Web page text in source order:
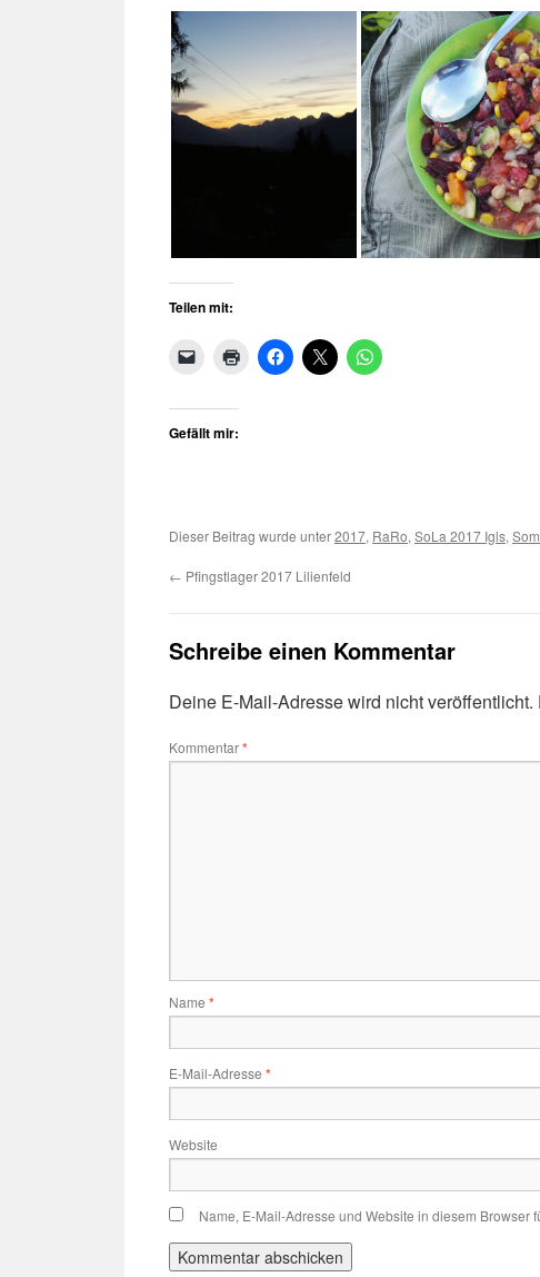
Teilen mit:
Gefällt mir:
Dieser Beitrag wurde unter2017, RaRo, SoLa 2017 Igls,
← Pfingstlager 2017 Lilienfeld
Schreibe einen Kommentar
Deine E-Mail-Adresse wird nicht veröffentlicht.
Kommentar*
Name *
E-Mail-Adresse *
Website
Name, E-Mail-Adresse und Website in diesem Browser